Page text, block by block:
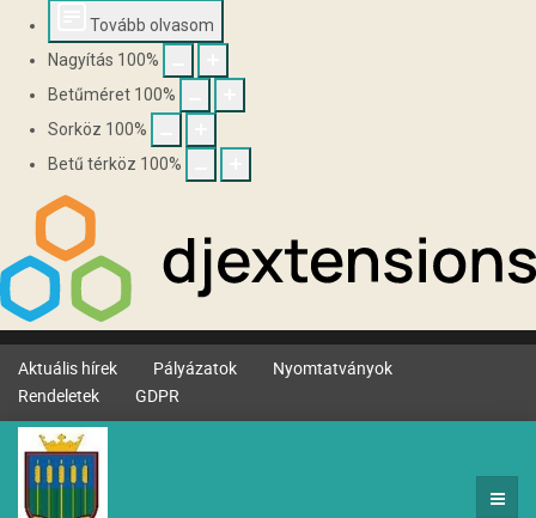
Tovább olvasom
Nagyítás 100%
Betűméret 100%
Sorköz 100%
Betű térköz 100%
Aktuális hírek Pályázatok
Nyomtatványok
Rendeletek
GDPR